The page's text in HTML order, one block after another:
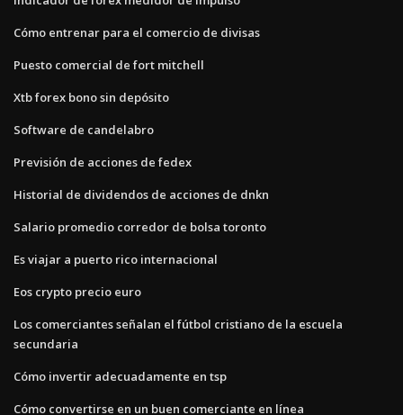
Cómo entrenar para el comercio de divisas
Puesto comercial de fort mitchell
Xtb forex bono sin depósito
Software de candelabro
Previsión de acciones de fedex
Historial de dividendos de acciones de dnkn
Salario promedio corredor de bolsa toronto
Es viajar a puerto rico internacional
Eos crypto precio euro
Los comerciantes señalan el fútbol cristiano de la escuela
secundaria
Cómo invertir adecuadamente en tsp
Cómo convertirse en un buen comerciante en línea